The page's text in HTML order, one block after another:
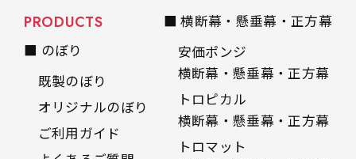
PRODUCTS
■ のぼり
既製のぼり
オリジナルのぼり
ご利用ガイド
■ 横断幕・懸垂幕・正方幕
安価ポンジ
横断幕・懸垂幕・正方幕
トロピカル
横断幕・懸垂幕・正方幕
トロマット